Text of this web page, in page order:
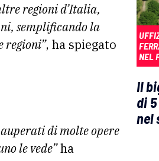
NEL
Il
di
nel
regioni d’Italia,
semplificando la
regioni”, ha spiegato
di molte opere
le vede”ha